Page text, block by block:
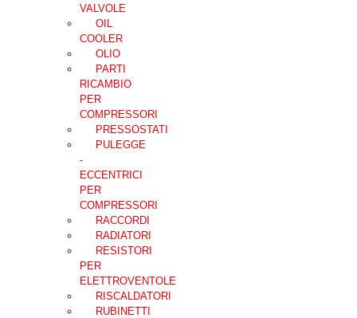
VALVOLE
OIL
COOLER
OLIO
PARTI
RICAMBIO
PER
COMPRESSORI
PRESSOSTATI
PULEGGE
-
ECCENTRICI
PER
COMPRESSORI
RACCORDI
RADIATORI
RESISTORI
PER
ELETTROVENTOLE
RISCALDATORI
RUBINETTI